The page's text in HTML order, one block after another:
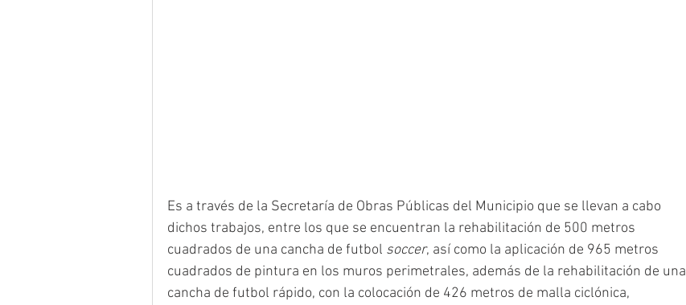
Es a través de la Secretaría de Obras Públicas del Municipio que se llevan a cabo
dichos trabajos, entre los que se encuentran la rehabilitación de 500 metros
cuadrados de una cancha de futbol soccer, así como la aplicación de 965 metros
cuadrados de pintura en los muros perimetrales, además de la rehabilitación de una
cancha de futbol rápido, con la colocación de 426 metros de malla ciclónica,